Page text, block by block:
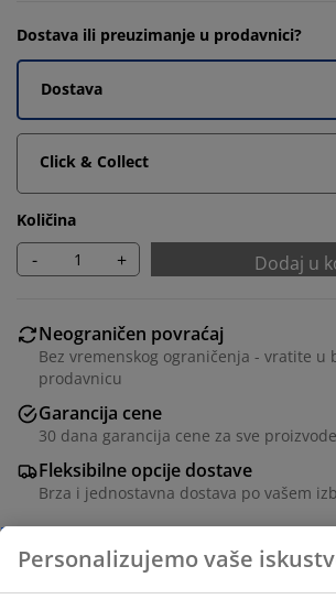
Dostava ili preuzimanje u prodavnici?
Dostava
Click & Collect
Količina
- + Dodaj u
Neograničen povraćaj
Bez vremenskog ograničenja - vratite u
prodavnicu
Garancija cene
30 dana garancija cene za sve proizvode
Fleksibilne opcije dostave
Brza i jednostavna dostava po vašem
Šifra artikla: 2764400
Personalizujemo vaše